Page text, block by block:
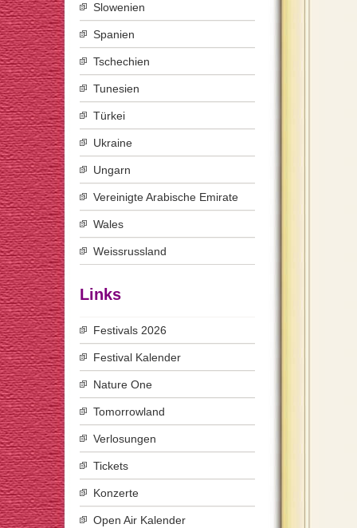
Slowenien
Spanien
Tschechien
Tunesien
Türkei
Ukraine
Ungarn
Vereinigte Arabische Emirate
Wales
Weissrussland
Links
Festivals 2026
Festival Kalender
Nature One
Tomorrowland
Verlosungen
Tickets
Konzerte
Open Air Kalender